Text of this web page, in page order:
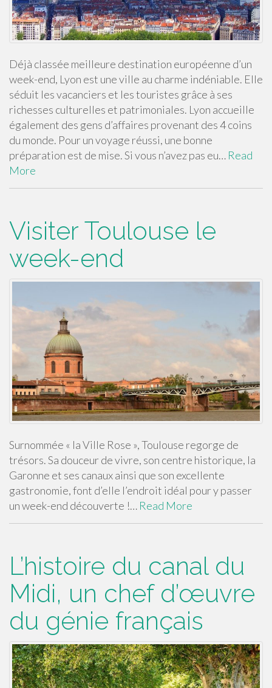
Déjà classée meilleure destination européenne d’un
week-end, Lyon est une ville au charme indéniable. Elle
séduit les vacanciers et les touristes grâce à ses
richesses culturelles et patrimoniales. Lyon accueille
également des gens d’affaires provenant des 4 coins
du monde. Pour un voyage réussi, une bonne
préparation est de mise. Si vous n’avez pas eu… Read
More
Visiter Toulouse le
week-end
Surnommée « la Ville Rose », Toulouse regorge de
trésors. Sa douceur de vivre, son centre historique, la
Garonne et ses canaux ainsi que son excellente
gastronomie, font d’elle l’endroit idéal pour y passer
un week-end découverte !… Read More
L’histoire du canal du
Midi, un chef d’œuvre
du génie français